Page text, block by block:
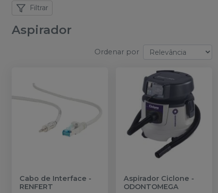
Filtrar
Aspirador
Ordenar por
Cabo de Interface -
RENFERT
Aspirador Ciclone -
ODONTOMEGA